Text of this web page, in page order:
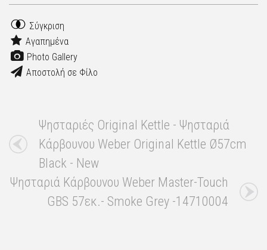
Σύγκριση
Αγαπημένα
Photo Gallery
Αποστολή σε Φίλο
Ψησταριές Original Kettle - Ψησταριά
Κάρβουνου Weber Original Kettle Ø57cm
Black - New
Ψησταριά Κάρβουνου Weber Master-Touch
GBS 57εκ.- Smoke Grey -14710004